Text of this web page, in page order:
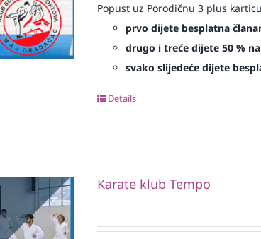
Popust uz Porodičnu 3 plus
prvo dijete besplatna
drugo i treće dijete 50 %
svako slijedeće dijete
Details
Karate klub Tempo